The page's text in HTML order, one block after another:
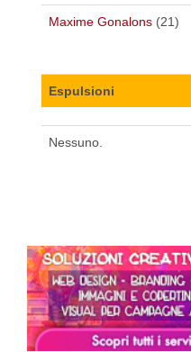
Maxime Gonalons (21)
Espulsioni
Nessuno.